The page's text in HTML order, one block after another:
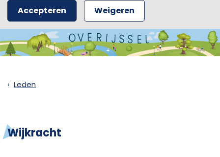
Accepteren Weigeren
Leden
Wijkracht